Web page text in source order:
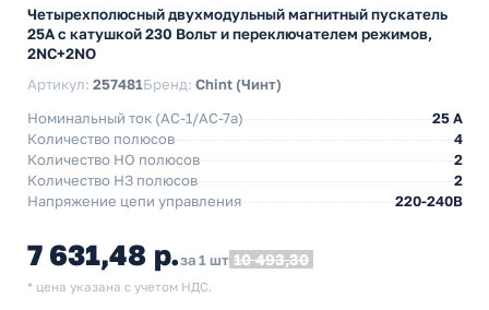
Четырехполюсный двухмодульный магнитный пускатель
25А с катушкой 230 Вольт и переключателем режимов,
2NC+2NO
Артикул: 257481Бренд: Chint (Чинт)
Номинальный ток (АС-1/AC-7a)
25 A
Количество полюсов
4
Количество НO полюсов
2
Количество НЗ полюсов
2
Напряжение цепи управления
220-240В
7 631,48 р.за 1 шт 10 493,30
* цена указана с учетом НДС.